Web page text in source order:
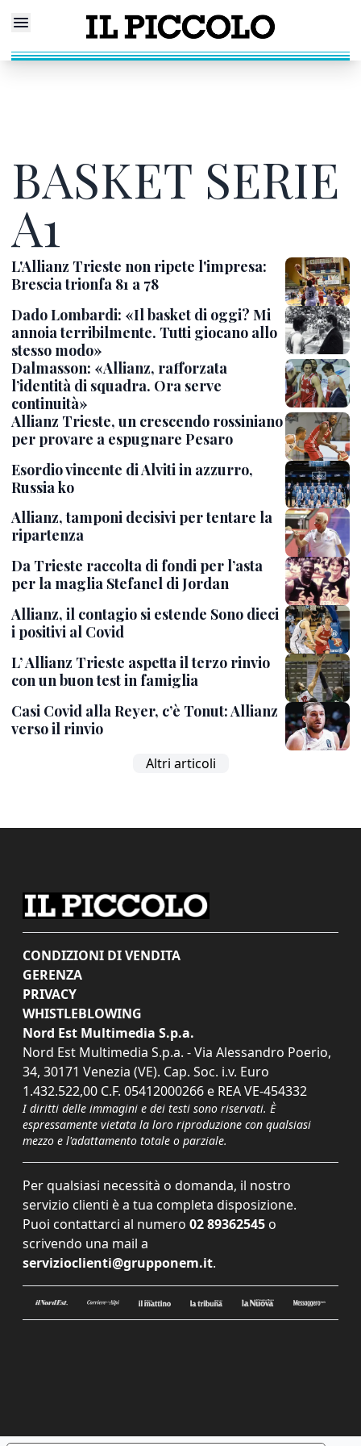
BASKET SERIE
A1
L'Allianz Trieste non ripete l'impresa:
Brescia trionfa 81 a 78
Dado Lombardi: «Il basket di oggi? Mi
annoia terribilmente. Tutti giocano allo
stesso modo»
Dalmasson: «Allianz, rafforzata
l’identità di squadra. Ora serve
continuità»
Allianz Trieste, un crescendo rossiniano
per provare a espugnare Pesaro
Esordio vincente di Alviti in azzurro,
Russia ko
Allianz, tamponi decisivi per tentare la
ripartenza
Da Trieste raccolta di fondi per l’asta
per la maglia Stefanel di Jordan
Allianz, il contagio si estende Sono dieci
i positivi al Covid
L’ Allianz Trieste aspetta il terzo rinvio
con un buon test in famiglia
Casi Covid alla Reyer, c’è Tonut: Allianz
verso il rinvio
Altri articoli
CONDIZIONI DI VENDITA
GERENZA
PRIVACY
WHISTLEBLOWING
Nord Est Multimedia S.p.a.
Nord Est Multimedia S.p.a. - Via Alessandro Poerio,
34, 30171 Venezia (VE). Cap. Soc. i.v. Euro
1.432.522,00 C.F. 05412000266 e REA VE-454332
I diritti delle immagini e dei testi sono riservati. È
espressamente vietata la loro riproduzione con qualsiasi
mezzo e l'adattamento totale o parziale.
Per qualsiasi necessità o domanda, il nostro
servizio clienti è a tua completa disposizione.
Puoi contattarci al numero 02 89362545 o
scrivendo una mail a
servizioclienti@grupponem.it.